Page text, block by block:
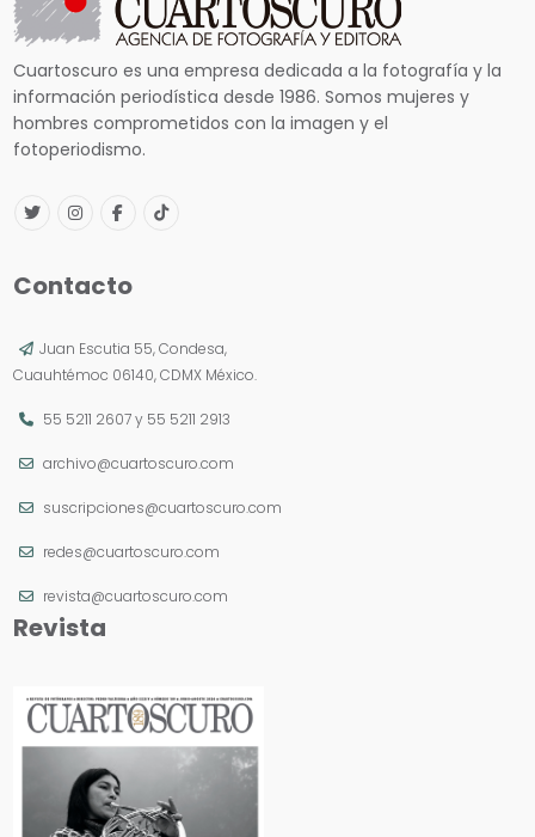
Cuartoscuro es una empresa dedicada a la fotografía y la
información periodística desde 1986. Somos mujeres y
hombres comprometidos con la imagen y el
fotoperiodismo.
Contacto
Juan Escutia 55, Condesa,
Cuauhtémoc 06140, CDMX México.
55 5211 2607y 55 5211 2913
archivo@cuartoscuro.com
suscripciones@cuartoscuro.com
redes@cuartoscuro.com
revista@cuartoscuro.com
Revista